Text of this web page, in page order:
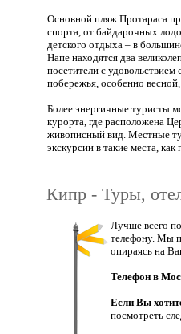
Основной пляж Протараса
спорта, от байдарочных
детского отдыха – в
Напе находятся два
посетители с
побережья, особенно
Более энергичные туристы
курорта, где расположена
живописный вид. Местные
экскурсии в такие места,
Кипр - Туры,
Лучше всего
телефону. Мы
опираясь на
Телефон в
Если Вы
посмотреть